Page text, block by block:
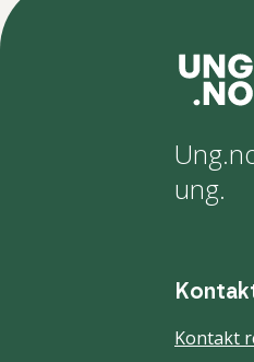
ung.
Kontakt